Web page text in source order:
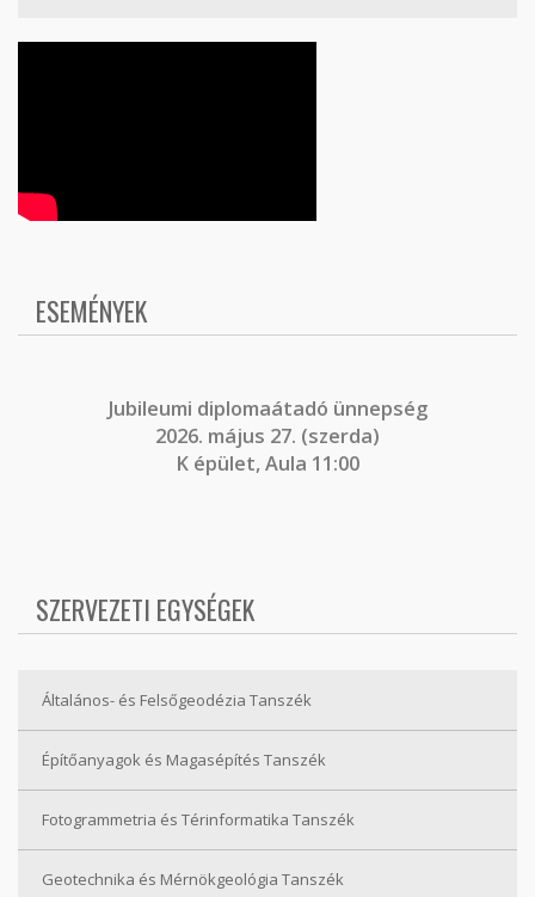
ESEMÉNYEK
Jubileumi diplomaátadó ünnepség
2026. május 27. (szerda)
K épület, Aula 11:00
SZERVEZETI EGYSÉGEK
Általános- és Felsőgeodézia Tanszék
Építőanyagok és Magasépítés Tanszék
Fotogrammetria és Térinformatika Tanszék
Geotechnika és Mérnökgeológia Tanszék